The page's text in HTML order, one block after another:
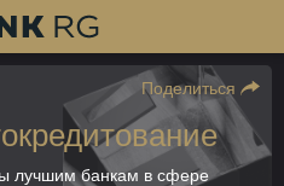
Поделиться
лучшим банкам в сфере